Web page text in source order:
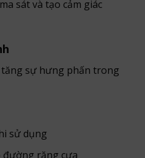
sát và tạo cảm giác
tăng sự hưng phấn trong
sử dụng
đường răng cưa